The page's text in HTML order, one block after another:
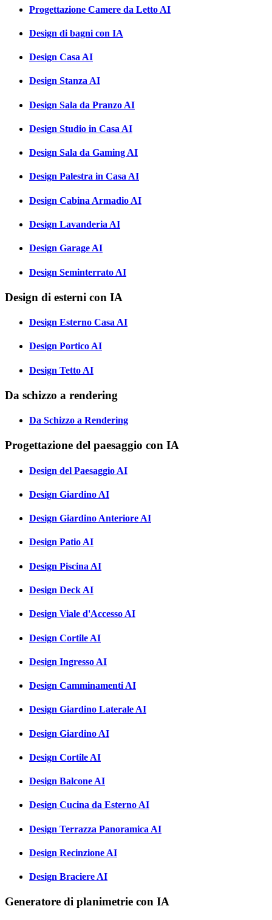
Progettazione Camere da Letto AI
Design di bagni con IA
Design Casa AI
Design Stanza AI
Design Sala da Pranzo AI
Design Studio in Casa AI
Design Sala da Gaming AI
Design Palestra in Casa AI
Design Cabina Armadio AI
Design Lavanderia AI
Design Garage AI
Design Seminterrato AI
Design di esterni con IA
Design Esterno Casa AI
Design Portico AI
Design Tetto AI
Da schizzo a rendering
Da Schizzo a Rendering
Progettazione del paesaggio con IA
Design del Paesaggio AI
Design Giardino AI
Design Giardino Anteriore AI
Design Patio AI
Design Piscina AI
Design Deck AI
Design Viale d'Accesso AI
Design Cortile AI
Design Ingresso AI
Design Camminamenti AI
Design Giardino Laterale AI
Design Giardino AI
Design Cortile AI
Design Balcone AI
Design Cucina da Esterno AI
Design Terrazza Panoramica AI
Design Recinzione AI
Design Braciere AI
Generatore di planimetrie con IA